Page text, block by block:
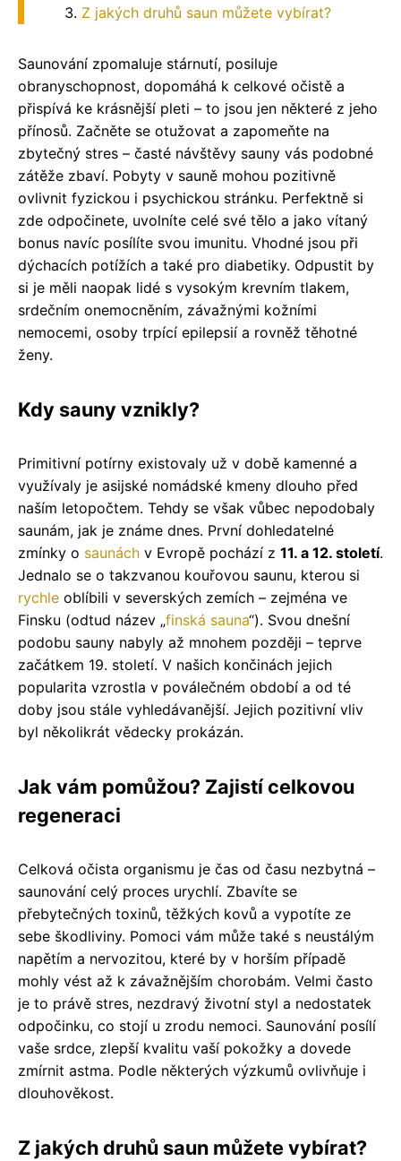
Z jakých druhů saun můžete vybírat?
Saunování zpomaluje stárnutí, posiluje
obranyschopnost, dopomáhá k celkové očistě a
přispívá ke krásnější pleti – to jsou jen některé z jeho
přínosů. Začněte se otužovat a zapomeňte na
zbytečný stres – časté návštěvy sauny vás podobné
zátěže zbaví. Pobyty v sauně mohou pozitivně
ovlivnit fyzickou i psychickou stránku. Perfektně si
zde odpočinete, uvolníte celé své tělo a jako vítaný
bonus navíc posílíte svou imunitu. Vhodné jsou při
dýchacích potížích a také pro diabetiky. Odpustit by
si je měli naopak lidé s vysokým krevním tlakem,
srdečním onemocněním, závažnými kožními
nemocemi, osoby trpící epilepsií a rovněž těhotné
ženy.
Kdy sauny vznikly?
Primitivní potírny existovaly už v době kamenné a
využívaly je asijské nomádské kmeny dlouho před
naším letopočtem. Tehdy se však vůbec nepodobaly
saunám, jak je známe dnes. První dohledatelné
zmínky o saunách v Evropě pochází z 11. a 12. století.
Jednalo se o takzvanou kouřovou saunu, kterou si
rychle oblíbili v severských zemích – zejména ve
Finsku (odtud název „finská sauna“). Svou dnešní
podobu sauny nabyly až mnohem později – teprve
začátkem 19. století. V našich končinách jejich
popularita vzrostla v poválečném období a od té
doby jsou stále vyhledávanější. Jejich pozitivní vliv
byl několikrát vědecky prokázán.
Jak vám pomůžou? Zajistí celkovou
regeneraci
Celková očista organismu je čas od času nezbytná –
saunování celý proces urychlí. Zbavíte se
přebytečných toxinů, těžkých kovů a vypotíte ze
sebe škodliviny. Pomoci vám může také s neustálým
napětím a nervozitou, které by v horším případě
mohly vést až k závažnějším chorobám. Velmi často
je to právě stres, nezdravý životní styl a nedostatek
odpočinku, co stojí u zrodu nemoci. Saunování posílí
vaše srdce, zlepší kvalitu vaší pokožky a dovede
zmírnit astma. Podle některých výzkumů ovlivňuje i
dlouhověkost.
Z jakých druhů saun můžete vybírat?